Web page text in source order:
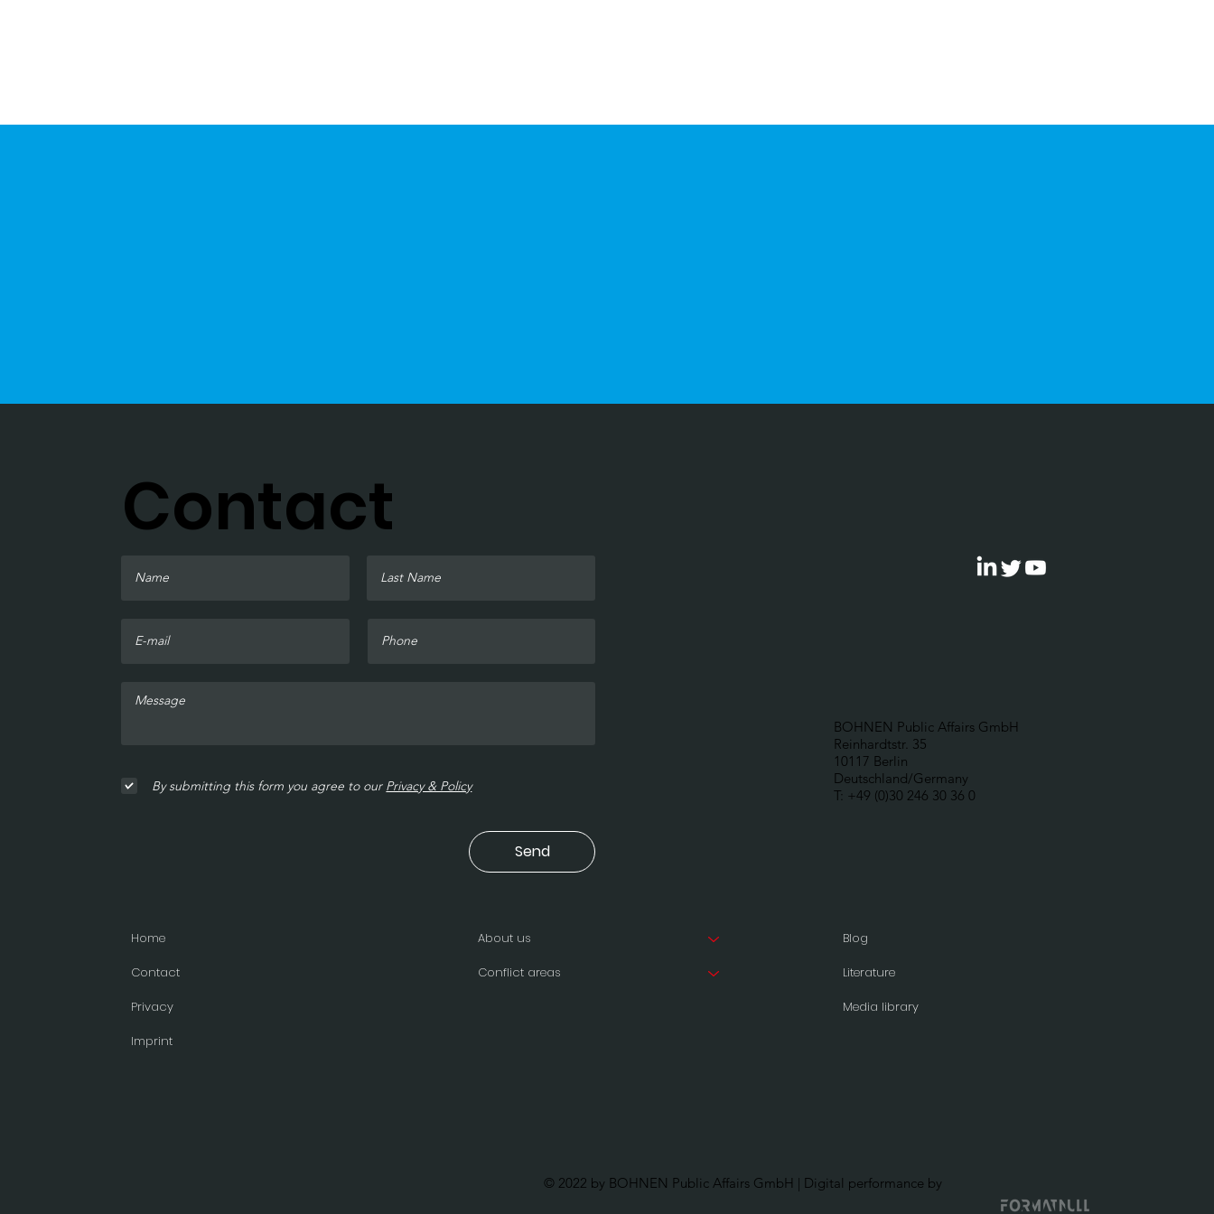
About us
Conflict areas
Home
Contact
Privacy
Imprint
Blog
Literature
Media library
Send
By submitting this form you agree to our Privacy & Policy
BOHNEN Public Affairs GmbH
Reinhardtstr. 35
10117 Berlin
Deutschland/Germany
T: +49 (0)30 246 30 36 0
Contact
© 2022 by BOHNEN Public Affairs GmbH | Digital performance by